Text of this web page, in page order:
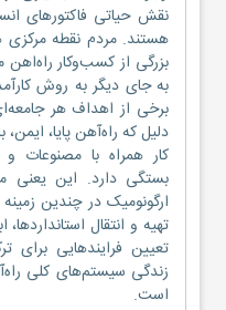
نقش حیاتی فاکتورهای
هستند. مردم نقطه
بزرگی از کسب‌وکار
به جای دیگر به روش
برخی از اهداف هر
دلیل که راه‌آهن پایا، ایمن،
کار همراه با مصنوعات
بستگی دارد. این یعنی
ارگونومیک در چندین
تهیه و انتقال
تعیین فرایندهایی برای
زندگی سیستم‌های کلی
است.